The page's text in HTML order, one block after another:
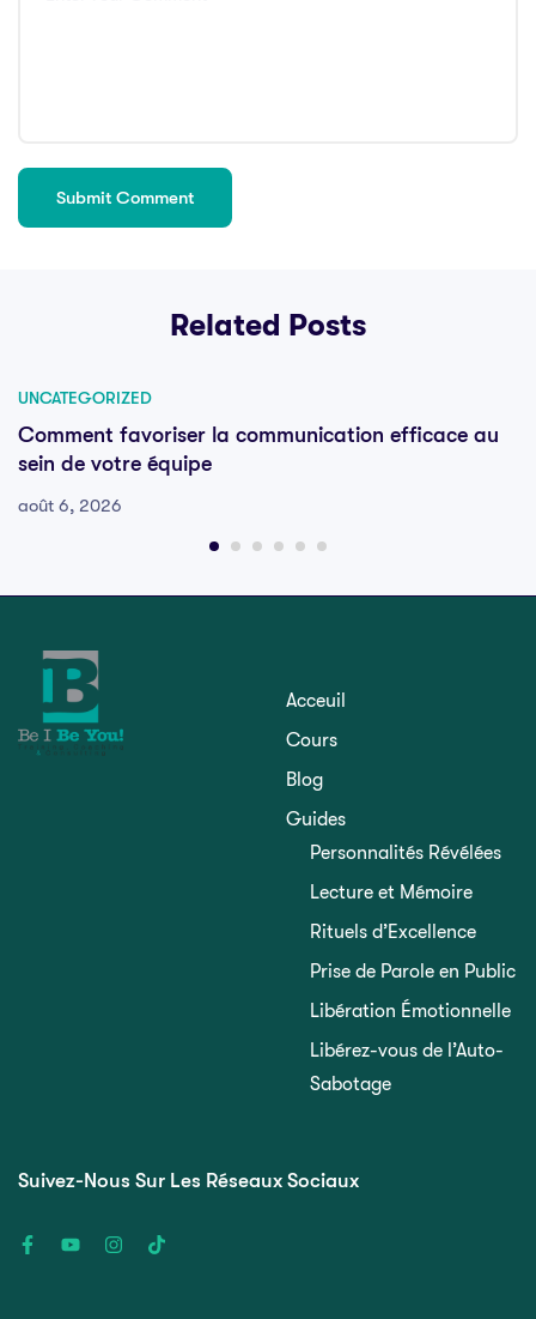
Related Posts
UNCATEGORIZED
Comment favoriser la communication efficace au
sein de votre équipe
août 6, 2026
Acceuil
Cours
Blog
Guides
Personnalités Révélées
Lecture et Mémoire
Rituels d’Excellence
Prise de Parole en Public
Libération Émotionnelle
Libérez-vous de l’Auto-
Sabotage
Suivez-Nous Sur Les Réseaux Sociaux